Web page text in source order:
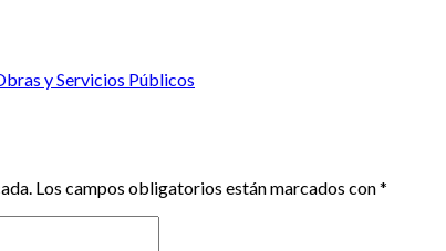
y Servicios Públicos
Los campos obligatorios están marcados con*